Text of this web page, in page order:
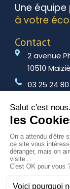
Une
à votre
Contact
2 avenue
10510
03 25 24
Employeur
Salarié
Chef
Adhérer